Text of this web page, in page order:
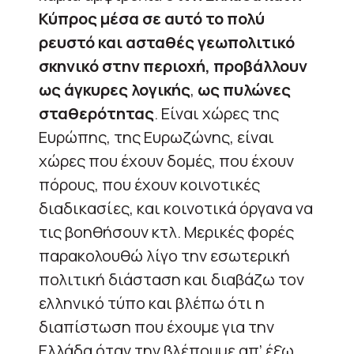
Κύπρος μέσα σε αυτό το πολύ
ρευστό και ασταθές γεωπολιτικό
σκηνικό στην περιοχή, προβάλλουν
ως άγκυρες λογικής, ως πυλώνες
σταθερότητας. Είναι χώρες της
Ευρώπης, της Ευρωζώνης, είναι
χώρες που έχουν δομές, που έχουν
πόρους, που έχουν κοινοτικές
διαδικασίες, και κοινοτικά όργανα να
τις βοηθήσουν κτλ. Μερικές φορές
παρακολουθώ λίγο την εσωτερική
πολιτική διάσταση και διαβάζω τον
ελληνικό τύπο και βλέπω ότι η
διαπίστωση που έχουμε για την